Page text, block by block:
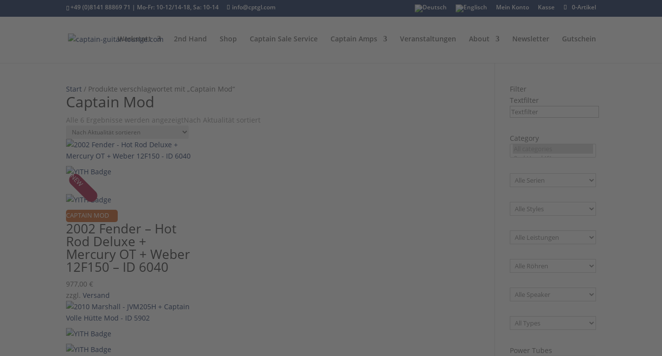
+49 (0)8141 88869 71 | Mo-Fr: 10-12/14-18, Sa: 10-14 info@cptgl.com Mein Konto Kasse 0-Artikel
Werkstatt 2nd Hand Shop Captain Sale Service Captain Amps Veranstaltungen About Newsletter Gutschein
Start / Produkte verschlagwortet mit „Captain Mod“
Captain Mod
Alle 6 Ergebnisse werden angezeigtNach Aktualität sortiert
NEW
CAPTAIN MOD
2002 Fender – Hot
Rod Deluxe +
Mercury OT + Weber
12F150 – ID 6040
977,00 €
zzgl.Versand
Filter
Textfilter
Category
Power Tubes